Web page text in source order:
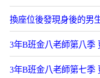
換座位後發現身後的男
3年B班金八老師第八季
3年B班金八老師第七季